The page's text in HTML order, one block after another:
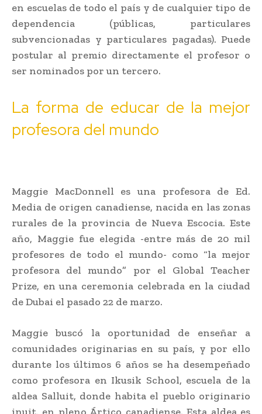
en escuelas de todo el país y de cualquier tipo de
dependencia (públicas, particulares
subvencionadas y particulares pagadas). Puede
postular al premio directamente el profesor o
ser nominados por un tercero.
La forma de educar de la mejor
profesora del mundo
Maggie MacDonnell es una profesora de Ed.
Media de origen canadiense, nacida en las zonas
rurales de la provincia de Nueva Escocia. Este
año, Maggie fue elegida -entre más de 20 mil
profesores de todo el mundo- como “la mejor
profesora del mundo” por el Global Teacher
Prize, en una ceremonia celebrada en la ciudad
de Dubai el pasado 22 de marzo.
Maggie buscó la oportunidad de enseñar a
comunidades originarias en su país, y por ello
durante los últimos 6 años se ha desempeñado
como profesora en Ikusik School, escuela de la
aldea Salluit, donde habita el pueblo originario